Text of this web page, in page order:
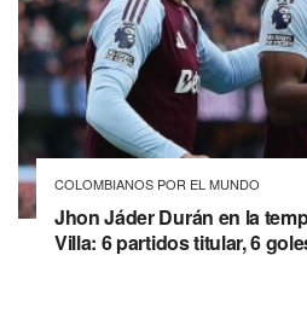
COLOMBIANOS POR EL MUNDO
Jhon Jáder Durán en la
Villa: 6 partidos titular, 6